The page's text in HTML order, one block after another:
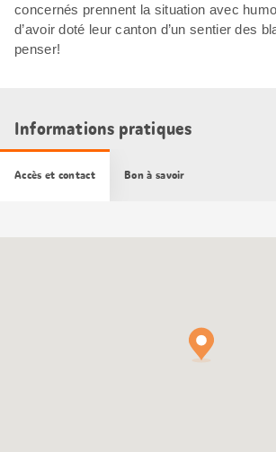
concernés prennent la situation avec
d’avoir doté leur canton d’un sentier des
penser!
Informations pratiques
Accès et contact Bon à savoir